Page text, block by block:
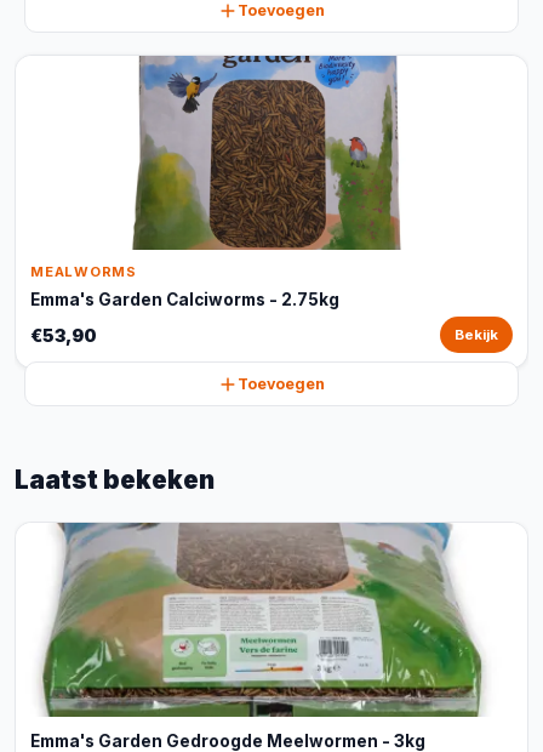
Toevoegen
MEALWORMS
Emma's Garden Calciworms - 2.75kg
€53,90 Bekijk
Toevoegen
Laatst bekeken
Emma's Garden Gedroogde Meelwormen - 3kg